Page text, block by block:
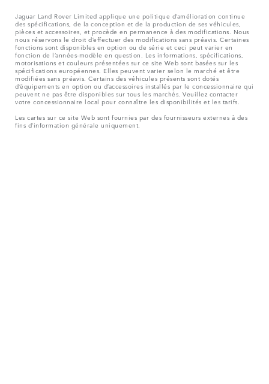
Jaguar Land Rover Limited applique une politique d’amélioration continue
des spécifications, de la conception et de la production de ses véhicules,
pièces et accessoires, et procède en permanence à des modifications. Nous
nous réservons le droit d’effectuer des modifications sans préavis. Certaines
fonctions sont disponibles en option ou de série et ceci peut varier en
fonction de l’années-modèle en question. Les informations, spécifications,
motorisations et couleurs présentées sur ce site Web sont basées sur les
spécifications européennes. Elles peuvent varier selon le marché et être
modifiées sans préavis. Certains des véhicules présents sont dotés
d’équipements en option ou d’accessoires installés par le concessionnaire qui
peuvent ne pas être disponibles sur tous les marchés. Veuillez contacter
votre concessionnaire local pour connaître les disponibilités et les tarifs.
Les cartes sur ce site Web sont fournies par des fournisseurs externes à des
fins d’information générale uniquement.